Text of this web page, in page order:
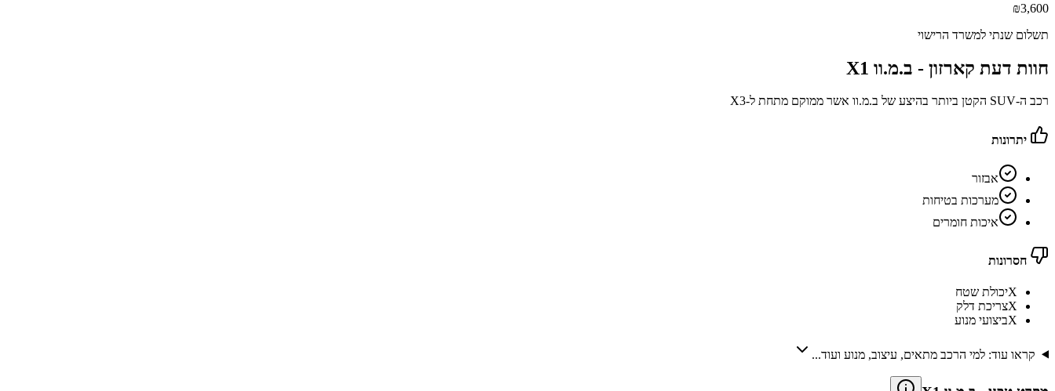
₪3,600
תשלום שנתי למשרד הרישוי
חוות דעת קארזון - ב.מ.וו X1
רכב ה-SUV הקטן ביותר בהיצע של ב.מ.וו אשר ממוקם מתחת ל-X3
יתרונות
אבזור
מערכות בטיחות
איכות חומרים
חסרונות
Xיכולת שטח
Xצריכת דלק
Xביצועי מנוע
קראו עוד: למי הרכב מתאים, עיצוב, מנוע ועוד...